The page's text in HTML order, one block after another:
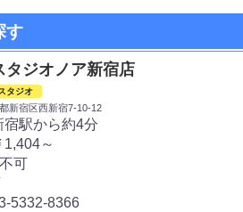
す
タジオノア新宿店
タジオ
新宿区西新宿7-10-12
宿駅から約4分
1,404～
不可
5332-8366